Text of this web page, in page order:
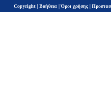
Copyright | Βοήθεια |Όροι χρήσης |